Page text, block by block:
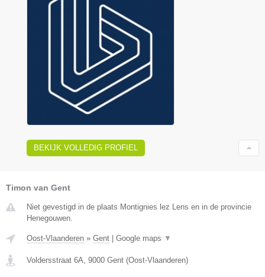
BEKIJK VOLLEDIG PROFIEL
Timon van Gent
Niet gevestigd in de plaats Montignies lez Lens en in de provincie
Henegouwen.
Oost-Vlaanderen » Gent Google maps ▼
Voldersstraat 6A, 9000 Gent (Oost-Vlaanderen)